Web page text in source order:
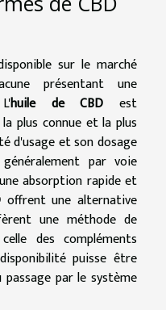
sur le marché
présentant une
huile de CBD est
plus connue et la plus
d'usage et son dosage
par voie
absorption rapide et
offrent une alternative
une méthode de
des compléments
puisse être
par le système